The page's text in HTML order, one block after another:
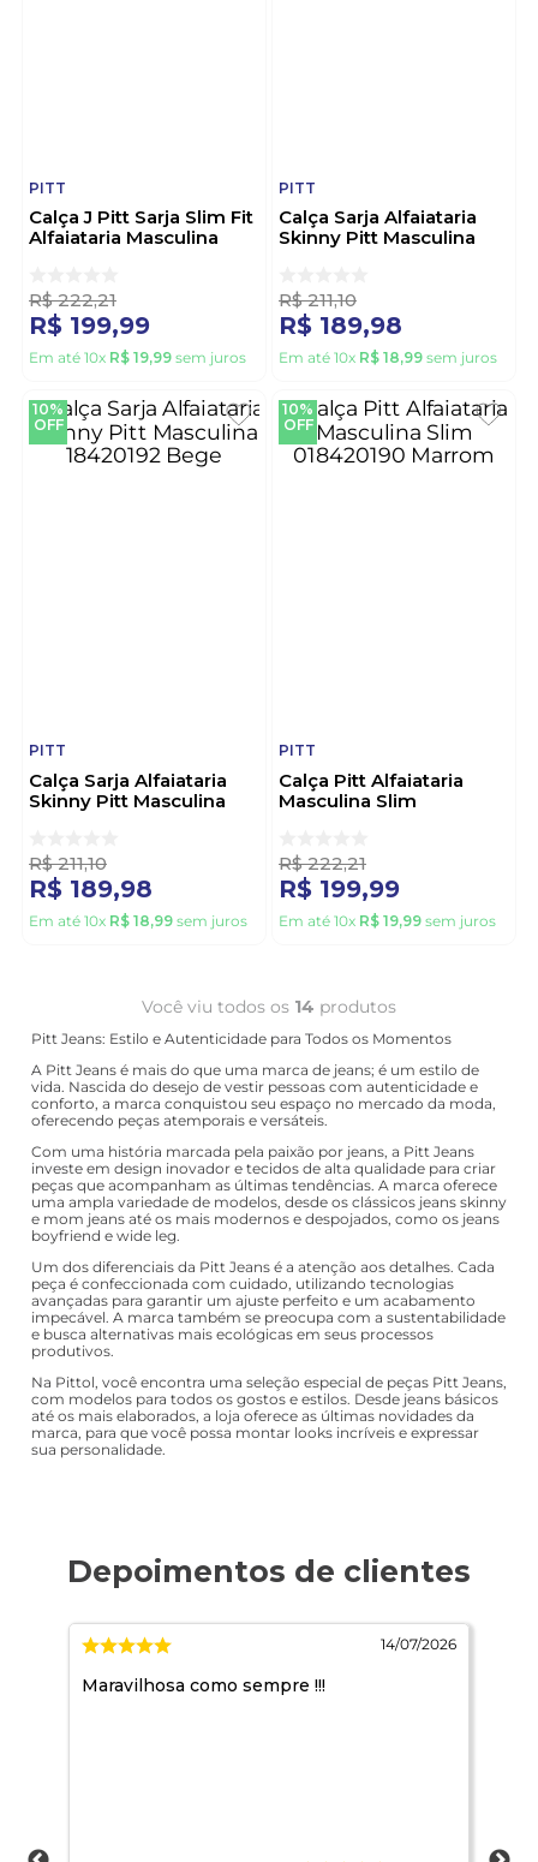
PITT
Calça J Pitt Sarja Slim Fit
Alfaiataria Masculina
R$ 222,21
R$ 199,99
Em até 10x R$ 19,99 sem juros
PITT
Calça Sarja Alfaiataria
Skinny Pitt Masculina
R$ 211,10
R$ 189,98
Em até 10x R$ 18,99 sem juros
10%
OFF
PITT
Calça Sarja Alfaiataria
Skinny Pitt Masculina
R$ 211,10
R$ 189,98
Em até 10x R$ 18,99 sem juros
10%
OFF
PITT
Calça Pitt Alfaiataria
Masculina Slim
R$ 222,21
R$ 199,99
Em até 10x R$ 19,99 sem juros
Você viu todos os 14 produtos
Pitt Jeans: Estilo e Autenticidade para Todos os Momentos
A Pitt Jeans é mais do que uma marca de jeans; é um estilo de
vida. Nascida do desejo de vestir pessoas com autenticidade e
conforto, a marca conquistou seu espaço no mercado da moda,
oferecendo peças atemporais e versáteis.
Com uma história marcada pela paixão por jeans, a Pitt Jeans
investe em design inovador e tecidos de alta qualidade para criar
peças que acompanham as últimas tendências. A marca oferece
uma ampla variedade de modelos, desde os clássicos jeans skinny
e mom jeans até os mais modernos e despojados, como os jeans
boyfriend e wide leg.
Um dos diferenciais da Pitt Jeans é a atenção aos detalhes. Cada
peça é confeccionada com cuidado, utilizando tecnologias
avançadas para garantir um ajuste perfeito e um acabamento
impecável. A marca também se preocupa com a sustentabilidade
e busca alternativas mais ecológicas em seus processos
produtivos.
Na Pittol, você encontra uma seleção especial de peças Pitt Jeans,
com modelos para todos os gostos e estilos. Desde jeans básicos
até os mais elaborados, a loja oferece as últimas novidades da
marca, para que você possa montar looks incríveis e expressar
sua personalidade.
14/07/2026
Maravilhosa como sempre !!!